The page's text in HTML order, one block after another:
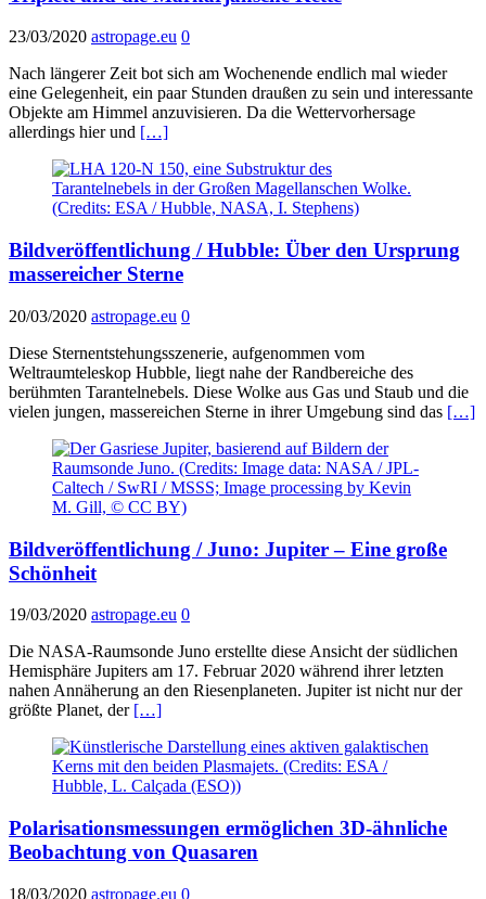
23/03/2020 astropage.eu 0
Nach längerer Zeit bot sich am Wochenende endlich mal wieder
eine Gelegenheit, ein paar Stunden draußen zu sein und interessante
Objekte am Himmel anzuvisieren. Da die Wettervorhersage
allerdings hier und […]
Bildveröffentlichung / Hubble: Über den Ursprung
massereicher Sterne
20/03/2020 astropage.eu 0
Diese Sternentstehungsszenerie, aufgenommen vom
Weltraumteleskop Hubble, liegt nahe der Randbereiche des
berühmten Tarantelnebels. Diese Wolke aus Gas und Staub und die
vielen jungen, massereichen Sterne in ihrer Umgebung sind das […]
Bildveröffentlichung / Juno: Jupiter – Eine große
Schönheit
19/03/2020 astropage.eu 0
Die NASA-Raumsonde Juno erstellte diese Ansicht der südlichen
Hemisphäre Jupiters am 17. Februar 2020 während ihrer letzten
nahen Annäherung an den Riesenplaneten. Jupiter ist nicht nur der
größte Planet, der […]
Polarisationsmessungen ermöglichen 3D-ähnliche
Beobachtung von Quasaren
18/03/2020 astropage.eu 0